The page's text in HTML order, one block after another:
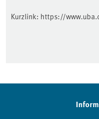
Kurzlink: https://